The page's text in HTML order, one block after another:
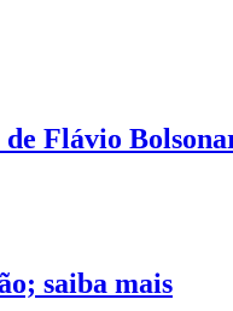
Flávio
saiba mais